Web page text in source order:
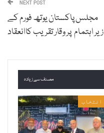
NEXT POST
مجلس پاکستان یوتھ فورم کے
زیر اہتمام پر وقار تقریب کاانعقاد
مصنف سے زیادہ
انتخاب